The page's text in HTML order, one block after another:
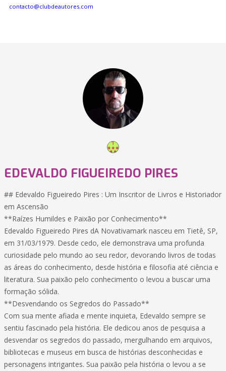
contacto@clubdeautores.com
EDEVALDO FIGUEIREDO PIRES
## Edevaldo Figueiredo Pires : Um Inscritor de Livros e Historiador
em Ascensão
**Raízes Humildes e Paixão por Conhecimento**
Edevaldo Figueiredo Pires dA Novativamark nasceu em Tietê, SP,
em 31/03/1979. Desde cedo, ele demonstrava uma profunda
curiosidade pelo mundo ao seu redor, devorando livros de todas
as áreas do conhecimento, desde história e filosofia até ciência e
literatura. Sua paixão pelo conhecimento o levou a buscar uma
formação sólida.
**Desvendando os Segredos do Passado**
Com sua mente afiada e mente inquieta, Edevaldo sempre se
sentiu fascinado pela história. Ele dedicou anos de pesquisa a
desvendar os segredos do passado, mergulhando em arquivos,
bibliotecas e museus em busca de histórias desconhecidas e
personagens intrigantes. Sua paixão pela história o levou a se